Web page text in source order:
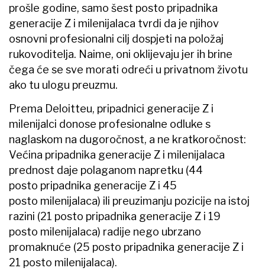
prošle godine, samo šest posto pripadnika
generacije Z i milenijalaca tvrdi da je njihov
osnovni profesionalni cilj dospjeti na položaj
rukovoditelja. Naime, oni oklijevaju jer ih brine
čega će se sve morati odreći u privatnom životu
ako tu ulogu preuzmu.
Prema Deloitteu, pripadnici generacije Z i
milenijalci donose profesionalne odluke s
naglaskom na dugoročnost, a ne kratkoročnost:
Većina pripadnika generacije Z i milenijalaca
prednost daje polaganom napretku (44
posto pripadnika generacije Z i 45
posto milenijalaca) ili preuzimanju pozicije na istoj
razini (21 posto pripadnika generacije Z i 19
posto milenijalaca) radije nego ubrzano
promaknuće (25 posto pripadnika generacije Z i
21 posto milenijalaca).